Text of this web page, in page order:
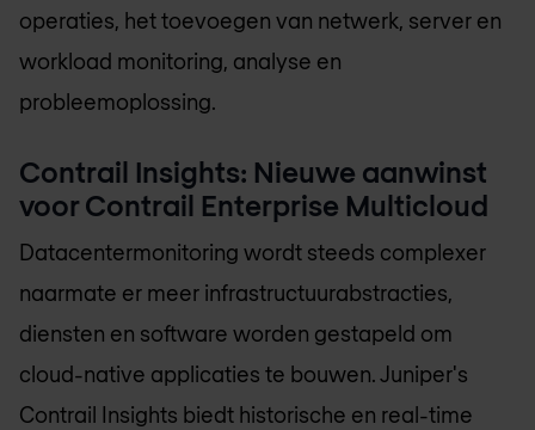
operaties, het toevoegen van netwerk, server en
workload monitoring, analyse en
probleemoplossing.
Contrail Insights: Nieuwe aanwinst
voor Contrail Enterprise Multicloud
Datacentermonitoring wordt steeds complexer
naarmate er meer infrastructuurabstracties,
diensten en software worden gestapeld om
cloud-native applicaties te bouwen. Juniper's
Contrail Insights biedt historische en real-time